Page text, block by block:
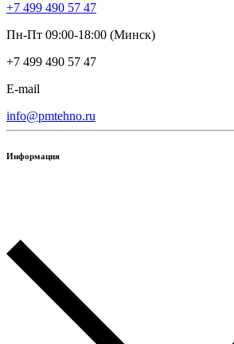
+7 499 490 57 47
Пн-Пт 09:00-18:00 (Минск)
+7 499 490 57 47
E-mail
info@pmtehno.ru
Информация